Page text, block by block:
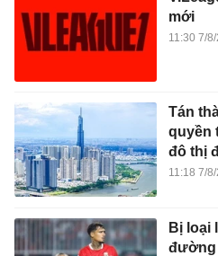
mới
11:30 7/
Tán
quyền
đô thị
11:18 7/
Bị loại
đường